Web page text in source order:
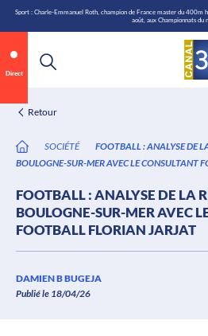
Aller
au
contenu
Sport : Charle-Emmanuel Roth, champion de France master du 400m
août, aux Championnats du
Direct
Retour
SOCIÉTÉ
FOOTBALL : ANALYSE DE
BOULOGNE-SUR-MER AVEC LE CONSULTANT
FOOTBALL : ANALYSE DE LA
BOULOGNE-SUR-MER AVEC
FOOTBALL FLORIAN JARJAT
DAMIEN B BUGEJA
Publié le 18/04/26
0:06 / 0:12